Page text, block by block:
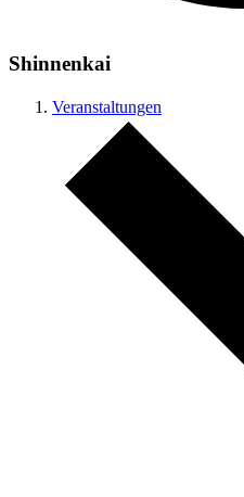
Shinnenkai
Veranstaltungen